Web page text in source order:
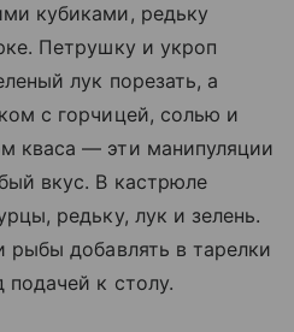
кубиками, редьку
Петрушку и укроп
лук порезать, а
с горчицей, солью и
кваса — эти манипуляции
вкус. В кастрюле
редьку, лук и зелень.
рыбы добавлять в тарелки
подачей к столу.